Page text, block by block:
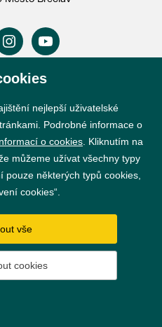
přístupnosti
cookies
nejlepší uživatelské
Podrobné informace o
o cookies . Kliknutím na
můžeme užívat všechny typy
některých typů cookies,
cookies“.
vše
cookies